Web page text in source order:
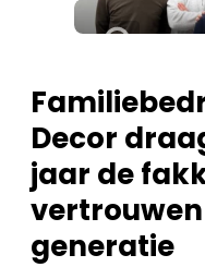
Evenement
Meest gelezen
Nieuwsbrief
Podcasts
Privacy /
Vacature
Decor
jaar de
generatie